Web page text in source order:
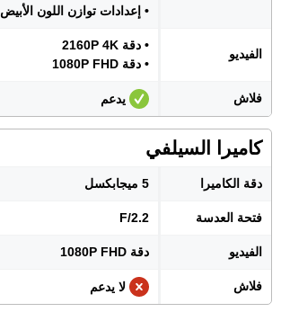
• إعدادات توازن اللون الأبيض
الفيديو
• دقة 2160P 4K
• دقة 1080P FHD
فلاش يدعم
كاميرا السيلفي
دقة الكاميرا 5 ميجابكسل
فتحة العدسة F/2.2
الفيديو دقة 1080P FHD
فلاش لا يدعم